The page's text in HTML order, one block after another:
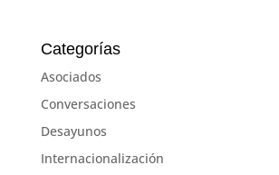
Categorías
Asociados
Conversaciones
Desayunos
Internacionalización